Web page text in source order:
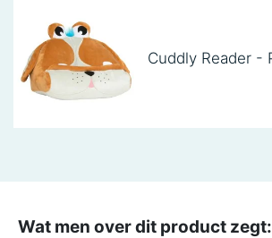
Wat men over dit product zegt: